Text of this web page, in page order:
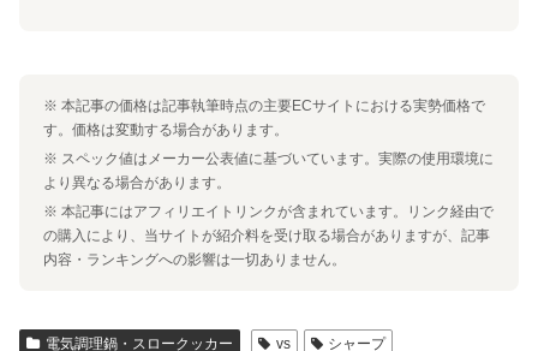
※ 本記事の価格は記事執筆時点の主要ECサイトにおける実勢価格で
す。価格は変動する場合があります。
※ スペック値はメーカー公表値に基づいています。実際の使用環境に
より異なる場合があります。
※ 本記事にはアフィリエイトリンクが含まれています。リンク経由で
の購入により、当サイトが紹介料を受け取る場合がありますが、記事
内容・ランキングへの影響は一切ありません。
電気調理鍋・スロークッカー vs
シャープ